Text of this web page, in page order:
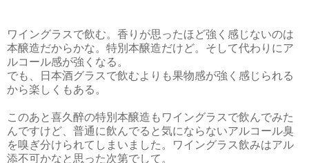
ワイングラスで飲む。香りが思ったほど強く感じないのは
本醸造だからかな。特別本醸造だけど。そして代わりにア
ルコール感が強くなる。
でも、日本酒グラスで飲むよりも果物感が強く感じられる
から楽しくもある。
このあと喜久醉の特別本醸造もワイングラスで飲んでみた
んですけど、普通に飲んでると気にならないアルコール臭
を嗅ぎ分けられてしまいました。ワイングラス飲みはアル
添不可かなと思った次第でして。